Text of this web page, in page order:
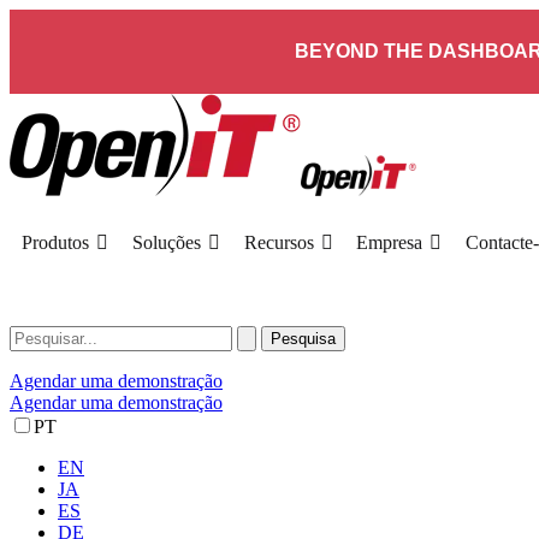
BEYOND THE
Produtos Soluções Recursos Empresa
Agendar uma demonstração
Agendar uma demonstração
PT
EN
JA
ES
DE